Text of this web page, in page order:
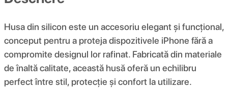
Husa din silicon este un accesoriu elegant și funcțional,
conceput pentru a proteja dispozitivele iPhone fără a
compromite designul lor rafinat. Fabricată din materiale
de înaltă calitate, această husă oferă un echilibru
perfect între stil, protecție și confort la utilizare.